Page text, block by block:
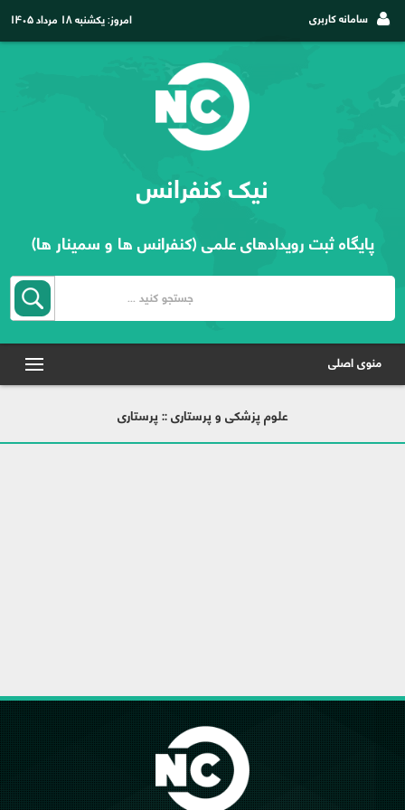
سامانه کاربری امروز:یکشنبه ۱۸ مرداد ۱۴۰۵
نیک کنفرانس
پایگاه ثبت رویدادهای علمی (کنفرانس ها و سمینار ها)
منوی اصلی
علوم پزشکی و پرستاری :: پرستاری